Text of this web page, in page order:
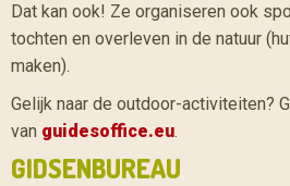
Dat kan ook! Ze organiseren ook
tochten en overleven in de natuur
maken).
Gelijk naar de outdoor-activiteiten?
van guidesoffice.eu.
GIDSENBUREAU